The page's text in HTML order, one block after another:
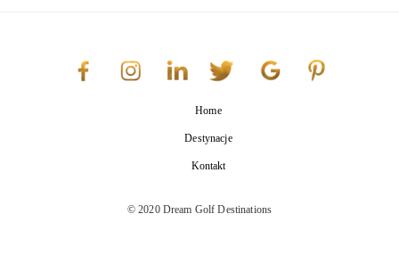
Home
Destynacje
Kontakt
© 2020 Dream Golf Destinations